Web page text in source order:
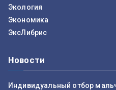
Экология
Экономика
ЭксЛибрис
Новости
Индивидуальный отбор